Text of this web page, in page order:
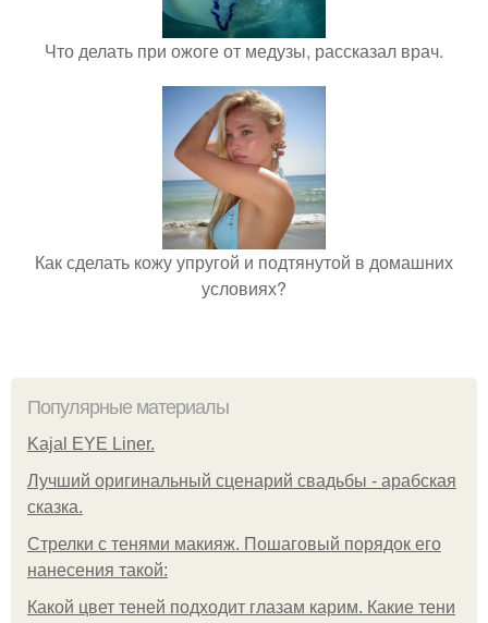
Что делать при ожоге от медузы, рассказал врач.
Как сделать кожу упругой и подтянутой в домашних
условиях?
Популярные материалы
Kajal EYE Liner.
Лучший оригинальный сценарий свадьбы - арабская
сказка.
Стрелки с тенями макияж. Пошаговый порядок его
нанесения такой:
Какой цвет теней подходит глазам карим. Какие тени